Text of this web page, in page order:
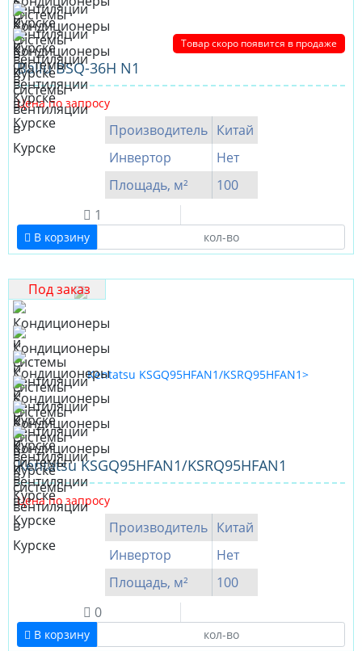
Товар скоро появится в продаже
Ballu BSQ-36H N1
Цена по запросу
Производитель Китай
Инвертор
Нет
Площадь, м²
100
1
В корзину
Под заказ
Kentatsu KSGQ95HFAN1/KSRQ95HFAN1
Цена по запросу
Производитель Китай
Инвертор
Нет
Площадь, м²
100
0
В корзину